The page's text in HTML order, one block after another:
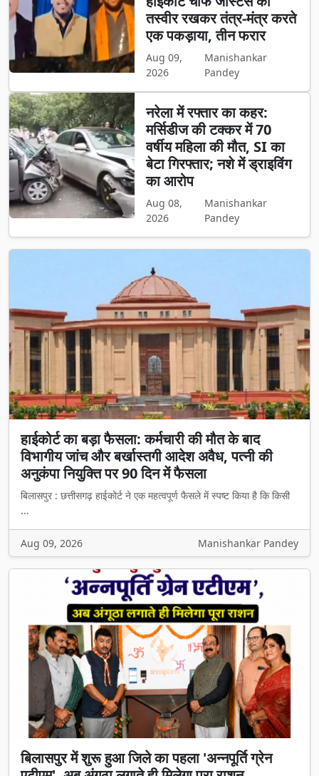
तस्वीर रखकर तंत्र-मंत्र करते
एक पकड़ाया, तीन फरार
Aug 09,
2026
Manishankar
Pandey
नरेला में रफ्तार का कहर:
मर्सिडीज की टक्कर में 70
वर्षीय महिला की मौत, SI का
बेटा गिरफ्तार; नशे में ड्राइविंग
का आरोप
Aug 08,
2026
Manishankar
Pandey
हाईकोर्ट का बड़ा फैसला: कर्मचारी की मौत के बाद
विभागीय जांच और बर्खास्तगी आदेश अवैध, पत्नी की
अनुकंपा नियुक्ति पर 90 दिन में फैसला
बिलासपुर : छत्तीसगढ़ हाईकोर्ट ने एक महत्वपूर्ण फैसले में स्पष्ट किया है कि किसी
...
Aug 09, 2026 Manishankar Pandey
बिलासपुर में शुरू हुआ जिले का पहला 'अन्नपूर्ति ग्रेन